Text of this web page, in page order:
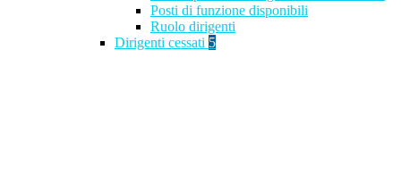
Posti di funzione disponibili
Ruolo dirigenti
Dirigenti cessati 5